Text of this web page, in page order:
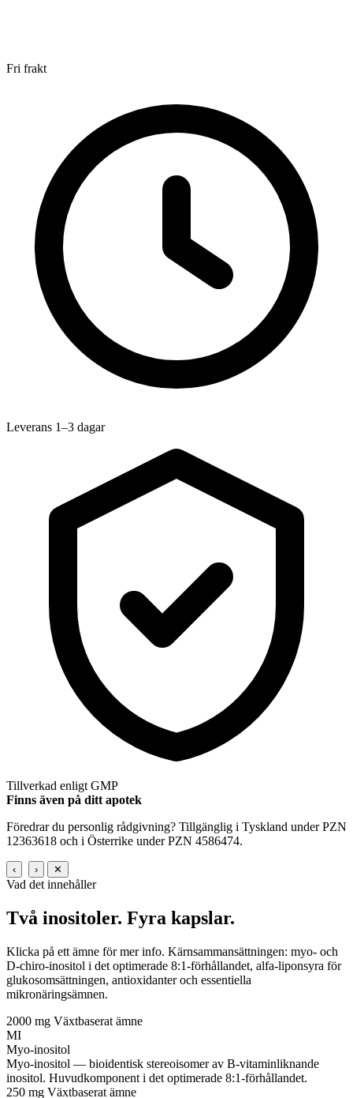
Fri frakt
Leverans 1–3 dagar
Tillverkad enligt GMP
Finns även på ditt apotek
Föredrar du personlig rådgivning? Tillgänglig i Tyskland under PZN
12363618 och i Österrike under PZN 4586474.
‹ › ✕
Vad det innehåller
Två inositoler. Fyra kapslar.
Klicka på ett ämne för mer info. Kärnsammansättningen: myo- och
D-chiro-inositol i det optimerade 8:1-förhållandet, alfa-liponsyra för
glukosomsättningen, antioxidanter och essentiella
mikronäringsämnen.
2000 mg Växtbaserat ämne
MI
Myo-inositol
Myo-inositol — bioidentisk stereoisomer av B-vitaminliknande
inositol. Huvudkomponent i det optimerade 8:1-förhållandet.
250 mg Växtbaserat ämne